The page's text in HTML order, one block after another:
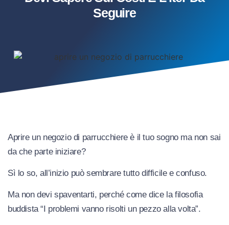
Seguire
Aprire un negozio di parrucchiere è il tuo sogno ma non sai
da che parte iniziare?
Sì lo so, all’inizio può sembrare tutto difficile e confuso.
Ma non devi spaventarti, perché come dice la filosofia
buddista “I problemi vanno risolti un pezzo alla volta”.